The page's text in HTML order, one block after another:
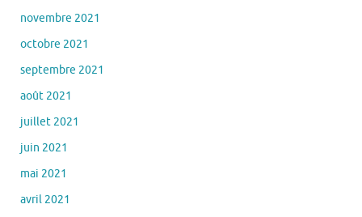
novembre 2021
octobre 2021
septembre 2021
août 2021
juillet 2021
juin 2021
mai 2021
avril 2021